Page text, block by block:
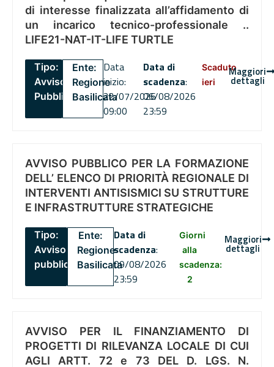
di interesse finalizzata all’affidamento di
un incarico tecnico-professionale ..
LIFE21-NAT-IT-LIFE TURTLE
Tipo:
Avviso
Pubblico
Ente:
Regione
Basilicata
Data
inizio:
22/07/2026
09:00
Data di
scadenza:
06/08/2026
23:59
Scaduto
ieri
Maggiori
dettagli
AVVISO PUBBLICO PER LA FORMAZIONE
DELL’ ELENCO DI PRIORITÀ REGIONALE DI
INTERVENTI ANTISISMICI SU STRUTTURE
E INFRASTRUTTURE STRATEGICHE
Tipo:
Avviso
pubblico
Ente:
Regione
Basilicata
Data di
scadenza:
09/08/2026
23:59
Giorni
alla
scadenza:
2
Maggiori
dettagli
AVVISO PER IL FINANZIAMENTO DI
PROGETTI DI RILEVANZA LOCALE DI CUI
AGLI ARTT. 72 e 73 DEL D. LGS. N.